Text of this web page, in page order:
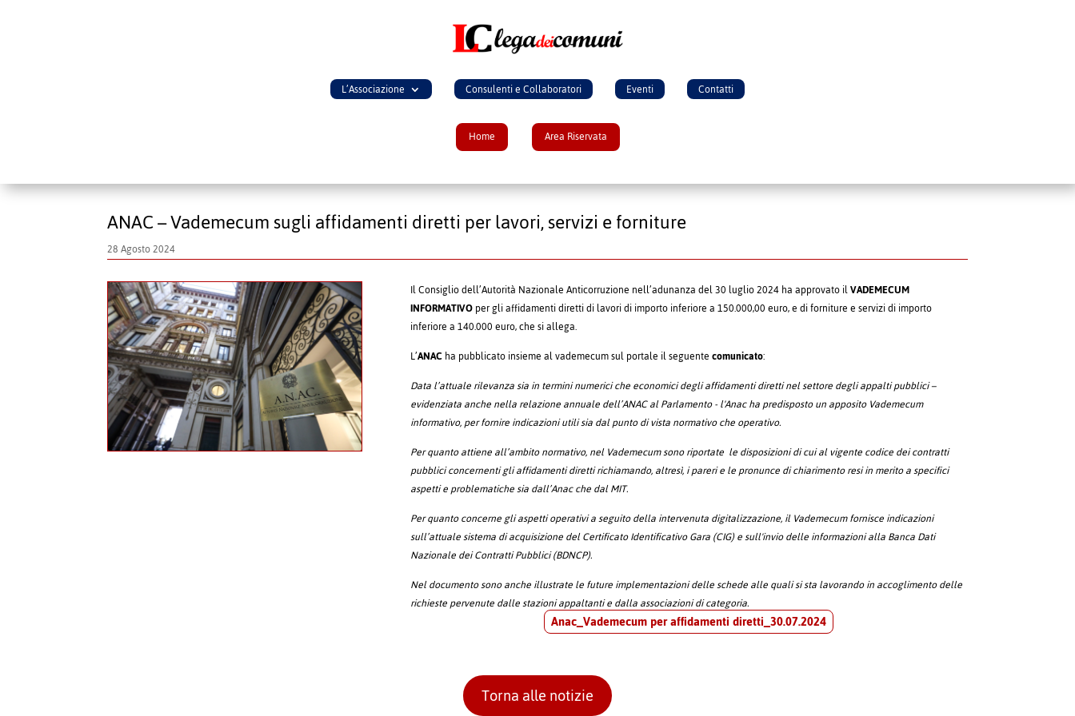
L’Associazione Consulenti e Collaboratori Eventi Contatti
Home Area Riservata
ANAC – Vademecum sugli affidamenti diretti per lavori, servizi e forniture
28 Agosto 2024
Il Consiglio dell’Autorità Nazionale Anticorruzione nell’adunanza del 30 luglio 2024 ha approvato ilVADEMECUM
INFORMATIVOper gli affidamenti diretti di lavori di importo inferiore a 150.000,00 euro, e di forniture e servizi di importo
inferiore a 140.000 euro, che si allega.
L’ANAC ha pubblicato insieme al vademecum sul portale il seguentecomunicato:
Data l’attuale rilevanza sia in termini numerici che economici degli affidamenti diretti nel settore degli appalti pubblici –
evidenziata anche nella relazione annuale dell’ANAC al Parlamento - l'Anac ha predisposto un apposito Vademecum
informativo, per fornire indicazioni utili sia dal punto di vista normativo che operativo.
Per quanto attiene all’ambito normativo, nel Vademecum sono riportate le disposizioni di cui al vigente codice dei contratti
pubblici concernenti gli affidamenti diretti richiamando, altresì, i pareri e le pronunce di chiarimento resi in merito a specifici
aspetti e problematiche sia dall’Anac che dal MIT.
Per quanto concerne gli aspetti operativi a seguito della intervenuta digitalizzazione, il Vademecum fornisce indicazioni
sull’attuale sistema di acquisizione del Certificato Identificativo Gara (CIG) e sull'invio delle informazioni alla Banca Dati
Nazionale dei Contratti Pubblici (BDNCP).
Nel documento sono anche illustrate le future implementazioni delle schede alle quali si sta lavorando in accoglimento delle
richieste pervenute dalle stazioni appaltanti e dalla associazioni di categoria.
Anac_Vademecum per affidamenti diretti_30.07.2024
Torna alle notizie